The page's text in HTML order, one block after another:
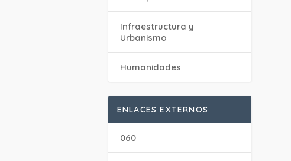
Infraestructura y
Urbanismo
Humanidades
ENLACES EXTERNOS
060